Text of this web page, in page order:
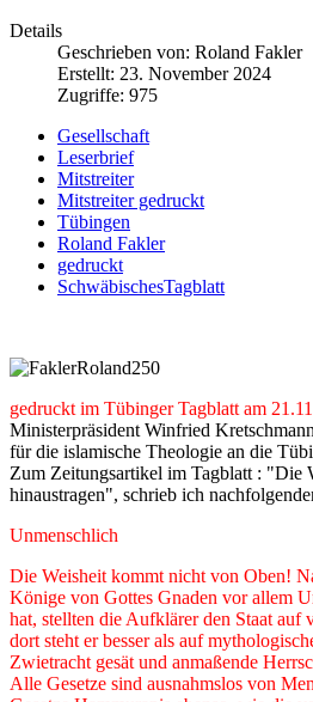
Details
Geschrieben von: Roland Fakler
Erstellt: 23. November 2024
Zugriffe: 975
Gesellschaft
Leserbrief
Mitstreiter
Mitstreiter gedruckt
Tübingen
Roland Fakler
gedruckt
SchwäbischesTagblatt
gedruckt im Tübinger Tagblatt am
Ministerpräsident Winfried
für die islamische Theologie an die
Zum Zeitungsartikel im Tagblatt : "Die
hinaustragen", schrieb ich
Unmenschlich
Die Weisheit kommt nicht von Oben!
Könige von Gottes Gnaden vor allem
hat, stellten die Aufklärer den Staat auf
dort steht er besser als auf
Zwietracht gesät und anmaßende
Alle Gesetze sind ausnahmslos von